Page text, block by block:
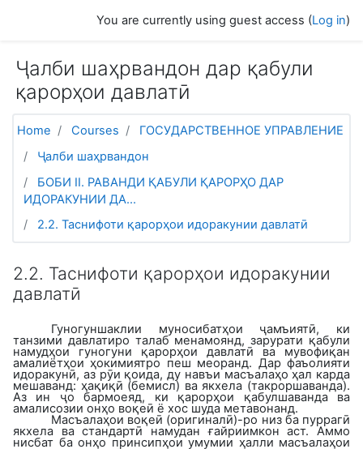
You are currently using guest access (Log in)
Ҷалби шаҳрвандон дар қабули
қарорҳои давлатӣ
Home Courses
ГОСУДАРСТВЕННОЕ УПРАВЛЕНИЕ
Ҷалби шаҳрвандон
БОБИ II. РАВАНДИ ҚАБУЛИ ҚАРОРҲО ДАР
ИДОРАКУНИИ ДА...
2.2. Таснифоти қарорҳои идоракунии давлатӣ
2.2. Таснифоти қарорҳои идоракунии
давлатӣ
Гуногуншаклии муносибатҳои ҷамъиятӣ, ки
танзими давлатиро талаб менамоянд, зарурати қабули
намудҳои гуногуни қарорҳои давлатӣ ва мувофиқан
амалиётҳои ҳокимиятро пеш меоранд. Дар фаъолияти
идоракунӣ, аз рӯи қоида, ду навъи масъалаҳо ҳал карда
мешаванд: ҳақиқӣ (бемисл) ва якхела (такроршаванда).
Аз ин ҷо бармоеяд, ки қарорҳои қабулшаванда ва
амалисозии онҳо воқеӣ ё хос шуда метавонанд.
Масъалаҳои воқеӣ (оригиналӣ)-ро низ ба пуррагӣ
якхела ва стандартӣ намудан ғайриимкон аст. Аммо
нисбат ба онҳо принсипҳои умумии ҳалли масъалаҳои